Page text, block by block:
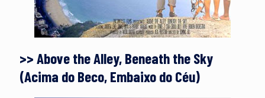
>> Above the Alley, Beneath the Sky
(Acima do Beco, Embaixo do Céu)